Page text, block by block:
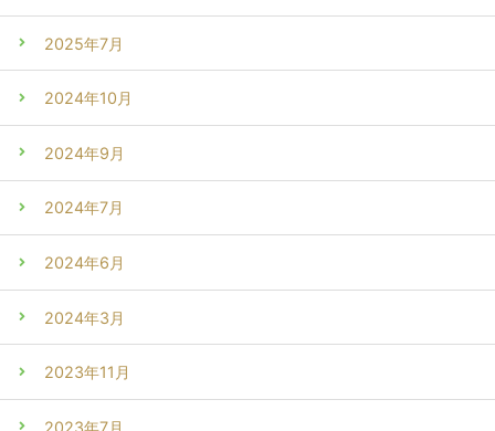
2025年7月
2024年10月
2024年9月
2024年7月
2024年6月
2024年3月
2023年11月
2023年7月